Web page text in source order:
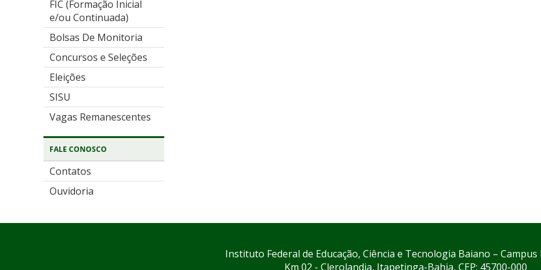
FIC (Formação Inicial
e/ou Continuada)
Bolsas De Monitoria
Concursos e Seleções
Eleições
SISU
Vagas Remanescentes
FALE CONOSCO
Contatos
Ouvidoria
Instituto Federal de Educação, Ciência e Tecnologia Baiano –
Km 02 - Clerolandia, Itapetinga-Bahia, CEP: 45700-000